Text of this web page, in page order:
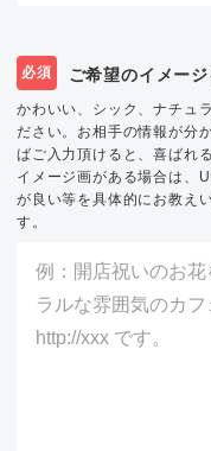
必須 ご希望のイメー
かわいい、シック、ナチュ
ださい。お相手の情報が分
ばご入力頂けると、喜ばれ
イメージ画がある場合は、
が良い等を具体的にお教え
す。